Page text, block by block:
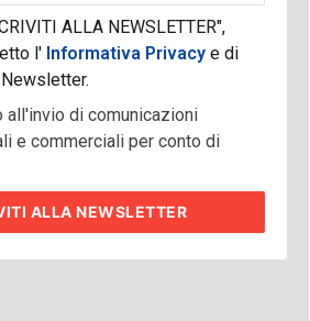
ALLA NEWSLETTER",
l'Informativa Privacy e di
all'invio di comunicazioni
e commerciali per conto di
ALLA NEWSLETTER